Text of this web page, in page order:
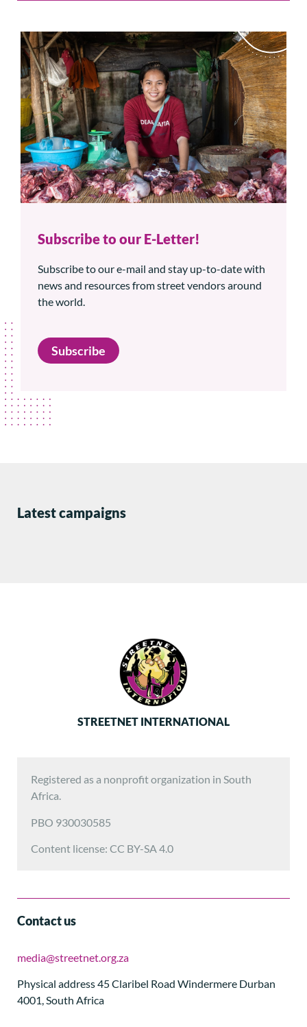
Subscribe to our E-Letter!
Subscribe to our e-mail and stay up-to-date with
news and resources from street vendors around
the world.
Subscribe
Latest campaigns
STREETNET INTERNATIONAL
Registered as a nonprofit organization in South
Africa.
PBO 930030585
Content license: CC BY-SA 4.0
Contact us
media@streetnet.org.za
Physical address 45 Claribel Road Windermere Durban
4001, South Africa